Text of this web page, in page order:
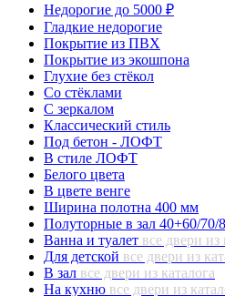
Недорогие до 5000 ₽
Гладкие недорогие
Покрытие из ПВХ
Покрытие из экошпона
Глухие без стёкол
Со стёклами
С зеркалом
Классический стиль
Под бетон - ЛОФТ
В стиле ЛОФТ
Белого цвета
В цвете венге
Ширина полотна 400 мм
Полуторные в зал 40+60/70/
Ванна и туалет все двери из
Для детской все двери из
В зал все двери из каталога
На кухню все двери из